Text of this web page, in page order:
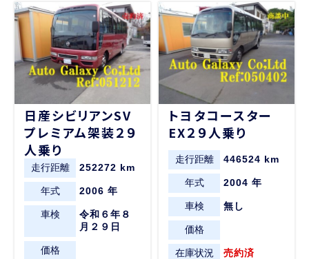
日産シビリアンSV
プレミアム架装２９
人乗り
走行距離 252272 km
年式 2006 年
車検
令和６年８
月２９日
価格
トヨタコースター
EX２９人乗り
走行距離 446524 km
年式 2004 年
車検 無し
価格
在庫状況 売約済